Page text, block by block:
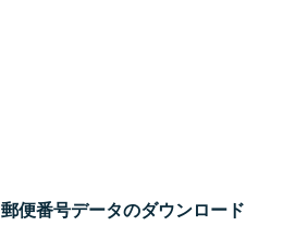
郵便番号データのダウンロード